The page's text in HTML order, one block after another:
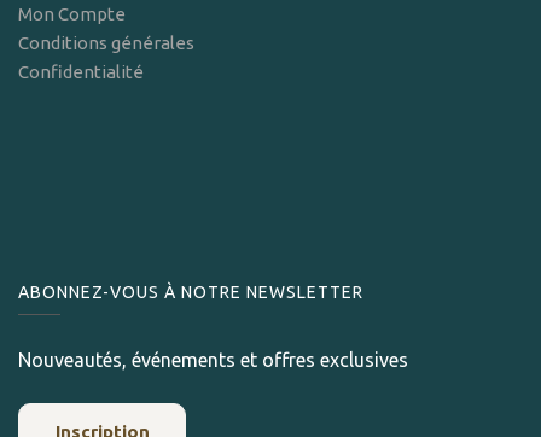
Mon Compte
Conditions générales
Confidentialité
ABONNEZ-VOUS À NOTRE NEWSLETTER
Nouveautés, événements et offres exclusives
Inscription